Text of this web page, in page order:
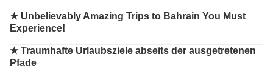
★ Unbelievably Amazing Trips to Bahrain You Must
Experience!
★Traumhafte Urlaubsziele abseits der ausgetretenen
Pfade